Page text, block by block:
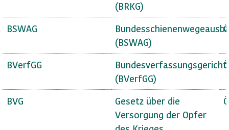
(BRKG)
BSWAG
(BSWAG)
BVerfGG
(BVerfGG)
BVG
Gesetz über die
Versorgung der Opfer